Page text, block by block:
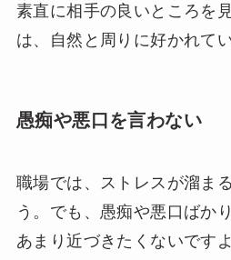
素直に相手の良いところを
は、自然と周りに好かれて
愚痴や悪口を言わない
職場では、ストレスが溜ま
う。でも、愚痴や悪口ばか
あまり近づきたくないです